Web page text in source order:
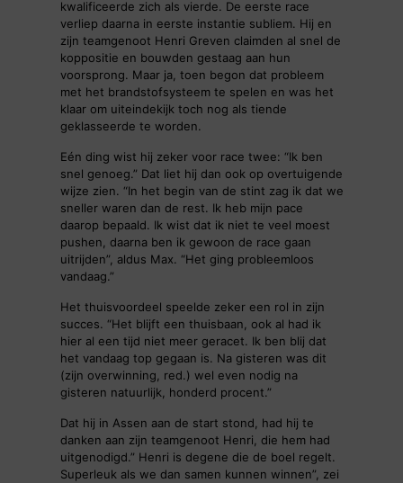
kwalificeerde zich als vierde. De eerste race
verliep daarna in eerste instantie subliem. Hij en
zijn teamgenoot Henri Greven claimden al snel de
koppositie en bouwden gestaag aan hun
voorsprong. Maar ja, toen begon dat probleem
met het brandstofsysteem te spelen en was het
klaar om uiteindekijk toch nog als tiende
geklasseerde te worden.
Eén ding wist hij zeker voor race twee: “Ik ben
snel genoeg.” Dat liet hij dan ook op overtuigende
wijze zien. “In het begin van de stint zag ik dat we
sneller waren dan de rest. Ik heb mijn pace
daarop bepaald. Ik wist dat ik niet te veel moest
pushen, daarna ben ik gewoon de race gaan
uitrijden”, aldus Max. “Het ging probleemloos
vandaag.”
Het thuisvoordeel speelde zeker een rol in zijn
succes. “Het blijft een thuisbaan, ook al had ik
hier al een tijd niet meer geracet. Ik ben blij dat
het vandaag top gegaan is. Na gisteren was dit
(zijn overwinning, red.) wel even nodig na
gisteren natuurlijk, honderd procent.”
Dat hij in Assen aan de start stond, had hij te
danken aan zijn teamgenoot Henri, die hem had
uitgenodigd.” Henri is degene die de boel regelt.
Superleuk als we dan samen kunnen winnen”, zei